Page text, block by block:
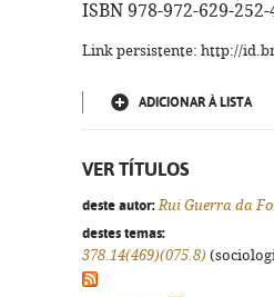
ISBN 978-972-629-252-
Link persistente: http://
ADICIONAR À LISTA
VER TÍTULOS
deste autor: Rui Guerra da
destes temas:
378.14(469)(075.8)